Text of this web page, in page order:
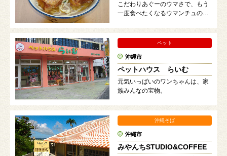
こだわりあぐーのウマさで、もう
一度食べたくなるウマンチュのそ
ペット
沖縄市
ペットハウス らいむ
元気いっぱいのワンちゃんは、家
族みんなの宝物。
沖縄そば
沖縄市
みやんちSTUDIO&COFFEE